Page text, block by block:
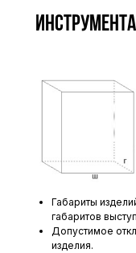
Габариты
габаритов
Допустимое
изделия.